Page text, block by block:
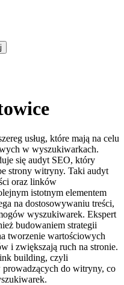
usług, które mają na celu
w wyszukiwarkach.
się audyt SEO, który
strony witryny. Taki audyt
oraz linków
istotnym elementem
na dostosowywaniu treści,
wyszukiwarek. Ekspert
budowaniem strategii
tworzenie wartościowych
i zwiększają ruch na stronie.
building, czyli
do witryny, co